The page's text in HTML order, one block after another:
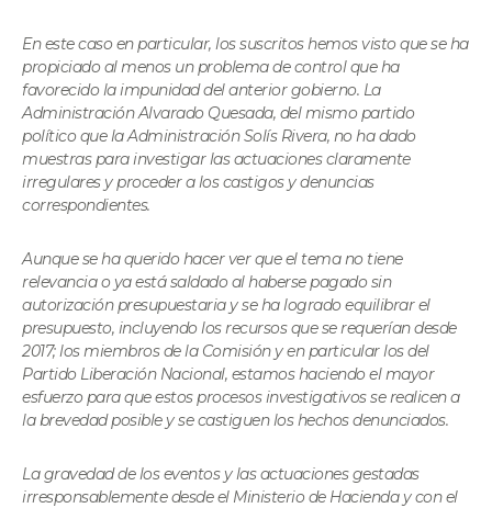
En este caso en particular, los suscritos hemos visto que se ha
propiciado al menos un problema de control que ha
favorecido la impunidad del anterior gobierno. La
Administración Alvarado Quesada, del mismo partido
político que la Administración Solís Rivera, no ha dado
muestras para investigar las actuaciones claramente
irregulares y proceder a los castigos y denuncias
correspondientes.
Aunque se ha querido hacer ver que el tema no tiene
relevancia o ya está saldado al haberse pagado sin
autorización presupuestaria y se ha logrado equilibrar el
presupuesto, incluyendo los recursos que se requerían desde
2017; los miembros de la Comisión y en particular los del
Partido Liberación Nacional, estamos haciendo el mayor
esfuerzo para que estos procesos investigativos se realicen a
la brevedad posible y se castiguen los hechos denunciados.
La gravedad de los eventos y las actuaciones gestadas
irresponsablemente desde el Ministerio de Hacienda y con el